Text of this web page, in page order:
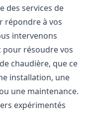
des services de
répondre à vos
intervenons
pour résoudre vos
chaudière, que ce
installation, une
une maintenance.
expérimentés